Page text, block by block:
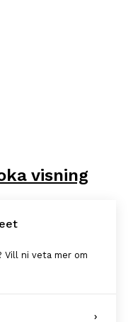
visning
Vill ni veta mer om